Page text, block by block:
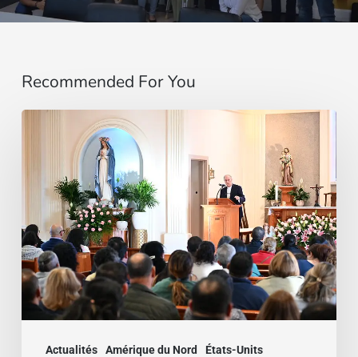
Recommended For You
Actualités Amérique du Nord États-Units
podía
respirar:
la
Familia